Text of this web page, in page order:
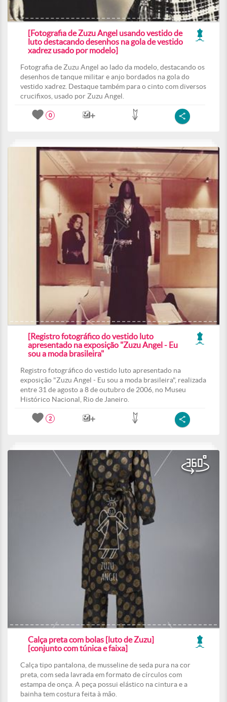
[Fotografia de Zuzu Angel usando vestido de
luto destacando desenhos na gola de vestido
xadrez usado por modelo]
Fotografia de Zuzu Angel ao lado da modelo, destacando os
desenhos de tanque militar e anjo bordados na gola do
vestido xadrez. Destaque também para o cinto com diversos
crucifixos, usado por Zuzu Angel.
0
[Registro fotográfico do vestido luto
apresentado na exposição "Zuzu Angel - Eu
sou a moda brasileira"
Registro fotográfico do vestido luto apresentado na
exposição "Zuzu Angel - Eu sou a moda brasileira", realizada
entre 31 de agosto a 8 de outubro de 2006, no Museu
Histórico Nacional, Rio de Janeiro.
2
Calça preta com bolas [luto de Zuzu]
[conjunto com túnica e faixa]
Calça tipo pantalona, de musseline de seda pura na cor
preta, com seda lavrada em formato de círculos com
estampa de onça. A peça possui elástico na cintura e a
bainha tem costura feita à mão.